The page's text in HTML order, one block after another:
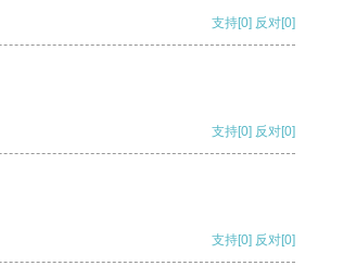
支持[0] 反对[0]
支持[0] 反对[0]
支持[0] 反对[0]